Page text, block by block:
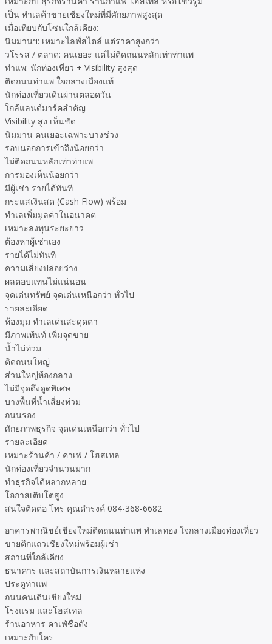
เป็น ทำเลค้าขายเชียงใหม่ที่มีศักยภาพสูงสุด
เมื่อเทียบกับโซนใกล้เคียง:
นิมมานฯ: เหมาะไลฟ์สไตล์ แต่ราคาสูงกว่า
วโรรส / ตลาด: คนเยอะ แต่ไม่ติดถนนหลักเท่าท่าแพ
ท่าแพ: นักท่องเที่ยว + Visibility สูงสุด
ติดถนนท่าแพ ใจกลางเมืองแท้
นักท่องเที่ยวเดินผ่านตลอดวัน
ใกล้แลนด์มาร์คสำคัญ
Visibility สูง เห็นชัด
นิมมาน คนเยอะเฉพาะบางช่วง
รอบนอกการเข้าถึงน้อยกว่า
ไม่ติดถนนหลักเท่าท่าแพ
การมองเห็นน้อยกว่า
มีผู้เช่า รายได้ทันที
กระแสเงินสด (Cash Flow) พร้อม
ทำเลเพิ่มมูลค่าในอนาคต
เหมาะลงทุนระยะยาว
ต้องหาผู้เช่าเอง
รายได้ไม่ทันที
ความเสี่ยงปล่อยว่าง
ผลตอบแทนไม่แน่นอน
จุดเด่นทรัพย์ จุดเด่นเหนือกว่า ทั่วไป
รายละเอียด
ห้องมุม ทำเลเด่นสะดุดตา
มีภาพเพ้นท์ เพิ่มจุดขาย
น้ำไม่ท่วม
ติดถนนใหญ่
ส่วนใหญ่ห้องกลาง
ไม่มีจุดดึงดูดพิเศษ
บางพื้นที่น้ำเสี่ยงท่วม
ถนนรอง
ศักยภาพธุรกิจ จุดเด่นเหนือกว่า ทั่วไป
รายละเอียด
เหมาะร้านค้า / คาเฟ่ / โฮสเทล
นักท่องเที่ยวจำนวนมาก
ทำธุรกิจได้หลากหลาย
โอกาสเติบโตสูง
สนใจติดต่อ โทร คุณดำรงค์ 084-368-6682
อาคารพาณิชย์เชียงใหม่ติดถนนท่าแพ ทำเลทอง ใจกลางเมืองท่องเที่ยว
ขายตึกแถวเชียงใหม่พร้อมผู้เช่า
สถานที่ใกล้เคียง
ธนาคาร และสถาบันการเงินหลายแห่ง
ประตูท่าแพ
ถนนคนเดินเชียงใหม่
โรงแรม และโฮสเทล
ร้านอาหาร คาเฟ่ชื่อดัง
เหมาะกับใคร